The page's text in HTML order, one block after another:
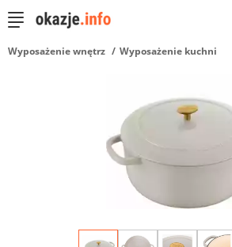
Wyposażenie wnętrz Wyposażenie kuchni